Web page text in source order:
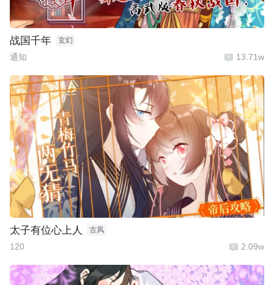
战国千年 玄幻
通知 13.71w
太子有位心上人 古风
120 2.09w